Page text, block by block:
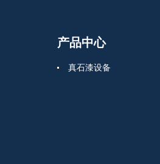
产品中心
真石漆设备